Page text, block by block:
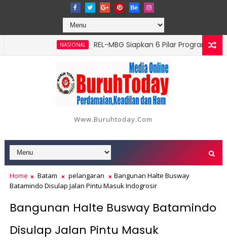
NASIONAL
‎REL-MBG Siapkan 6 Pilar Program Kerja,
Serangan, Hutama Karya Uji Coba Contraflow di KM 55 Tol
Www.buruhtoday.com
Home Batam pelangaran
Bangunan Halte Busway
Batamindo Disulap Jalan Pintu Masuk Indogrosir
Bangunan Halte Busway Batamindo
Disulap Jalan Pintu Masuk